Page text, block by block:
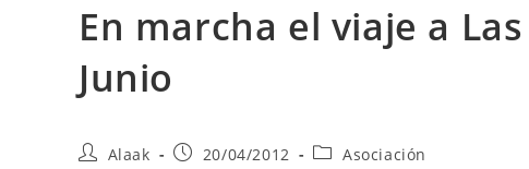
En marcha el viaje a
Junio
Alaak 20/04/2012 Asociación